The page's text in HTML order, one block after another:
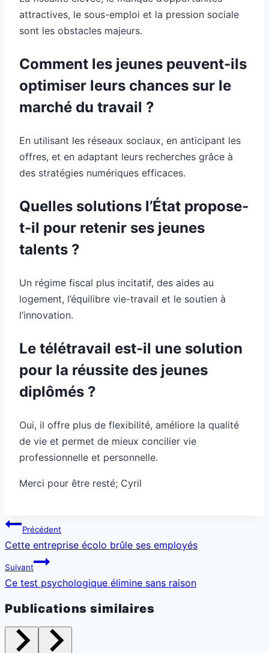
attractives, le sous-emploi et la pression sociale
sont les obstacles majeurs.
Comment les jeunes peuvent-ils
optimiser leurs chances sur le
marché du travail ?
En utilisant les réseaux sociaux, en anticipant les
offres, et en adaptant leurs recherches grâce à
des stratégies numériques efficaces.
Quelles solutions l’État propose-
t-il pour retenir ses jeunes
talents ?
Un régime fiscal plus incitatif, des aides au
logement, l’équilibre vie-travail et le soutien à
l’innovation.
Le télétravail est-il une solution
pour la réussite des jeunes
diplômés ?
Oui, il offre plus de flexibilité, améliore la qualité
de vie et permet de mieux concilier vie
professionnelle et personnelle.
Merci pour être resté; Cyril
Navigation
de
l’article
Précédent
Cette entreprise écolo brûle ses employés
Suivant
Ce test psychologique élimine sans raison
Publications similaires